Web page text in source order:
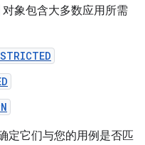
对象包含大多数应用所需
定它们与您的用例是否匹